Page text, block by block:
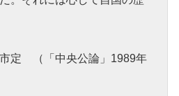
市定 （「中央公論」1989年